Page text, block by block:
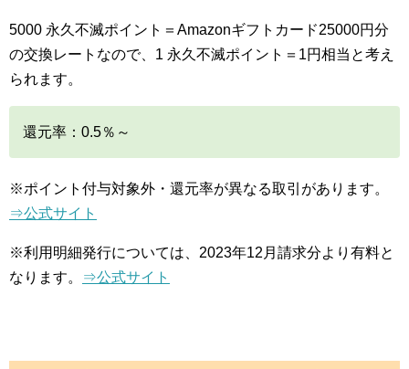
5000 永久不滅ポイント＝Amazonギフトカード25000円分
の交換レートなので、1 永久不滅ポイント＝1円相当と考え
られます。
還元率：0.5％～
※ポイント付与対象外・還元率が異なる取引があります。
⇒公式サイト
※利用明細発行については、2023年12月請求分より有料と
なります。
⇒公式サイト